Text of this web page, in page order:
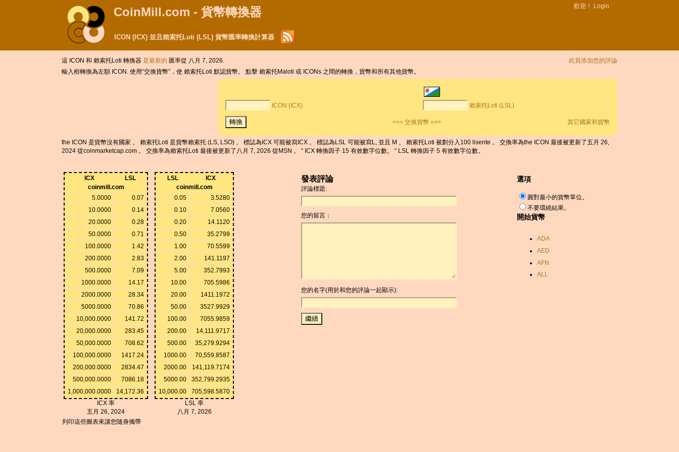
CoinMill.com - 貨幣轉換器 歡迎！ Login
ICON (ICX) 並且賴索托Loti (LSL) 貨幣匯率轉換計算器
此頁添加您的評論
這 ICON 和 賴索托Loti 轉換器 是最新的 匯率從 八月 7, 2026.
輸入框轉換為左額 ICON. 使用“交換貨幣”，使 賴索托Loti 默認貨幣。 點擊 賴索托Maloti 或 ICONs 之間的轉換，貨幣和所有其他貨幣。
ICON (ICX) 賴索托Loti (LSL)
<== 交換貨幣 ==> 其它國家和貨幣
the ICON 是貨幣沒有國家 。 賴索托Loti 是貨幣賴索托 (LS, LSO) 。 標誌為ICX 可能被寫ICX 。 標誌為LSL 可能被寫L, 並且 M 。 賴索托Loti 被劃分入100 lisente 。 交換率為the ICON 最後被更新了五月 26,
2024 從coinmarketcap.com 。 交換率為賴索托Loti 最後被更新了八月 7, 2026 從MSN 。 “ ICX 轉換因子 15 有效數字位數。 “ LSL 轉換因子 5 有效數字位數。
ICX
LSL
coinmill.com
5.0000
0.07
10.0000
0.14
20.0000
0.28
50.0000
0.71
100.0000
1.42
200.0000
2.83
500.0000
7.09
1000.0000
14.17
2000.0000
28.34
5000.0000
70.86
10,000.0000
141.72
20,000.0000
283.45
50,000.0000
708.62
100,000.0000
1417.24
200,000.0000
2834.47
500,000.0000
7086.18
1,000,000.0000
14,172.36
ICX 率
五月 26, 2024
LSL
ICX
coinmill.com
0.05
3.5280
0.10
7.0560
0.20
14.1120
0.50
35.2799
1.00
70.5599
2.00
141.1197
5.00
352.7993
10.00
705.5986
20.00
1411.1972
50.00
3527.9929
100.00
7055.9859
200.00
14,111.9717
500.00
35,279.9294
1000.00
70,559.8587
2000.00
141,119.7174
5000.00
352,799.2935
10,000.00
705,598.5870
LSL 率
八月 7, 2026
列印這些圖表來讓您隨身攜帶
發表評論
評論標題:
您的留言：
您的名字(用於和您的評論一起顯示):
選項
圓對最小的貨幣單位。
不要環繞結果。
開始貨幣
ADA
AED
AFN
ALL